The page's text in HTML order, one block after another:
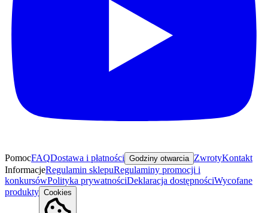
PomocFAQDostawa i płatności Godziny otwarcia ZwrotyKontakt
InformacjeRegulamin sklepuRegulaminy promocji i
konkursówPolityka prywatnościDeklaracja dostępnościWycofane
produkty Cookies